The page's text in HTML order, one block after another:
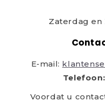
Zaterdag en
E-mail:
Telefoon:
Voordat u